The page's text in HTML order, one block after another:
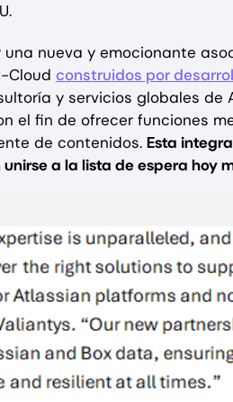
nueva y emocionante
Cloud construidos por
y servicios globales de
el fin de ofrecer funciones
de contenidos. Esta
a la lista de espera hoy